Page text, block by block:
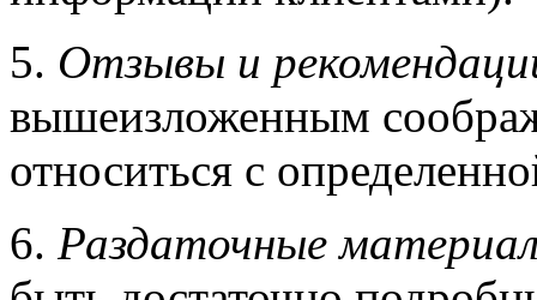
5. Отзывы и
вышеизложенным
относиться с
6. Раздаточные